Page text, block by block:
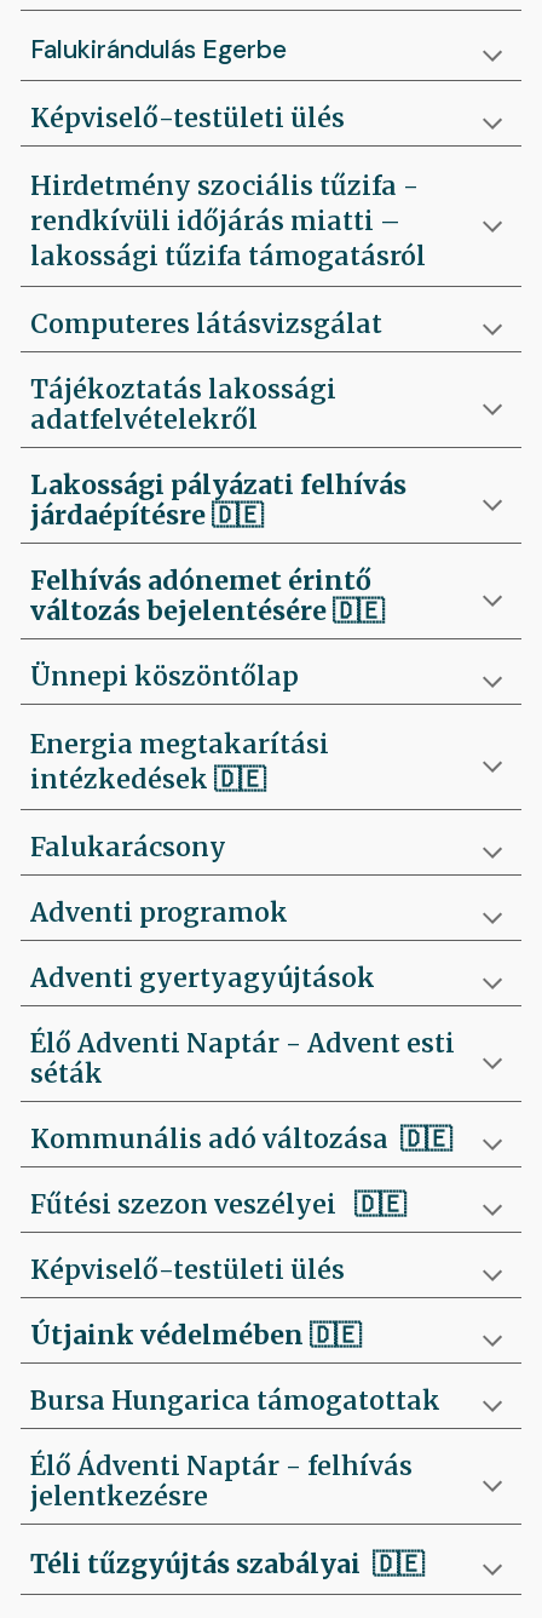
Falukirándulás Egerbe
Képviselő-testületi ülés
Hirdetmény szociális tűzifa -
rendkívüli időjárás miatti –
lakossági tűzifa támogatásról
Computeres látásvizsgálat
Tájékoztatás lakossági
adatfelvételekről
Lakossági pályázati felhívás
járdaépítésre🇩🇪
Felhívás adónemet érintő
változás bejelentésére 🇩🇪
Ünnepi köszöntőlap
Energia megtakarítási
intézkedések 🇩🇪
Falukarácsony
Adventi programok
Adventi gyertyagyújtások
Élő Adventi Naptár - Advent esti
séták
Kommunális adó változása 🇩🇪
Fűtési szezon veszélyei 🇩🇪
Képviselő-testületi ülés
Útjaink védelmében🇩🇪
Bursa Hungarica támogatottak
Élő Ádventi Naptár - felhívás
jelentkezésre
Téli tűzgyújtás szabályai 🇩🇪